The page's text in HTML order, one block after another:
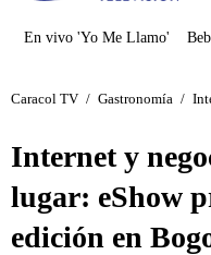
En vivo 'Yo Me Llamo'
Caracol TV / Gastronomía /
Internet y
lugar: eShow
edición en